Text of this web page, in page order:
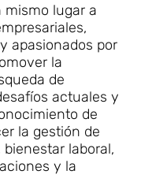
lugar a
apasionados por
la
de
actuales y
de
la gestión de
laboral,
y la